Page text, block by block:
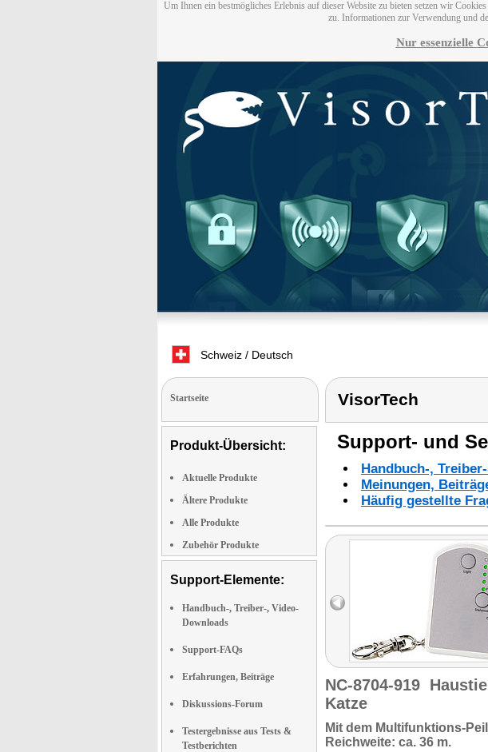
Um Ihnen ein bestmögliches Erlebnis auf dieser Website zu bieten setzen wir
zu. Informationen zur Verwendung und
Nur essenzielle
Schweiz / Deutsch
Startseite
Produkt-Übersicht:
Aktuelle Produkte
Ältere Produkte
Alle Produkte
Zubehör Produkte
Support-Elemente:
Handbuch-, Treiber-, Video-
Downloads
Support-FAQs
Erfahrungen, Beiträge
Diskussions-Forum
Testergebnisse aus Tests &
Testberichten
VisorTech
Support- und
Handbuch-,
Meinungen,
Häufig gestellte
NC-8704-919
Katze
Mit dem Multifunktions-
Reichweite: ca. 36 m.